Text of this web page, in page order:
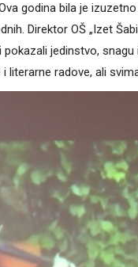
godina bila je
Direktor OŠ „Izet
jedinstvo,
literarne radove, ali